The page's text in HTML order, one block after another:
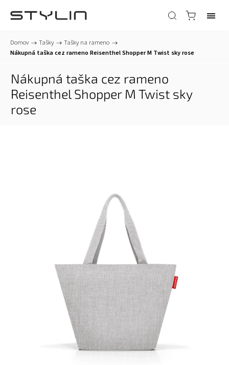
Domov / Tašky / Tašky na rameno /
Nákupná taška cez rameno Reisenthel Shopper M Twist sky rose
Nákupná taška cez rameno
Reisenthel Shopper M Twist sky
rose